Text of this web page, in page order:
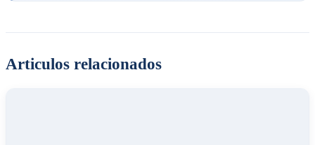
Articulos relacionados